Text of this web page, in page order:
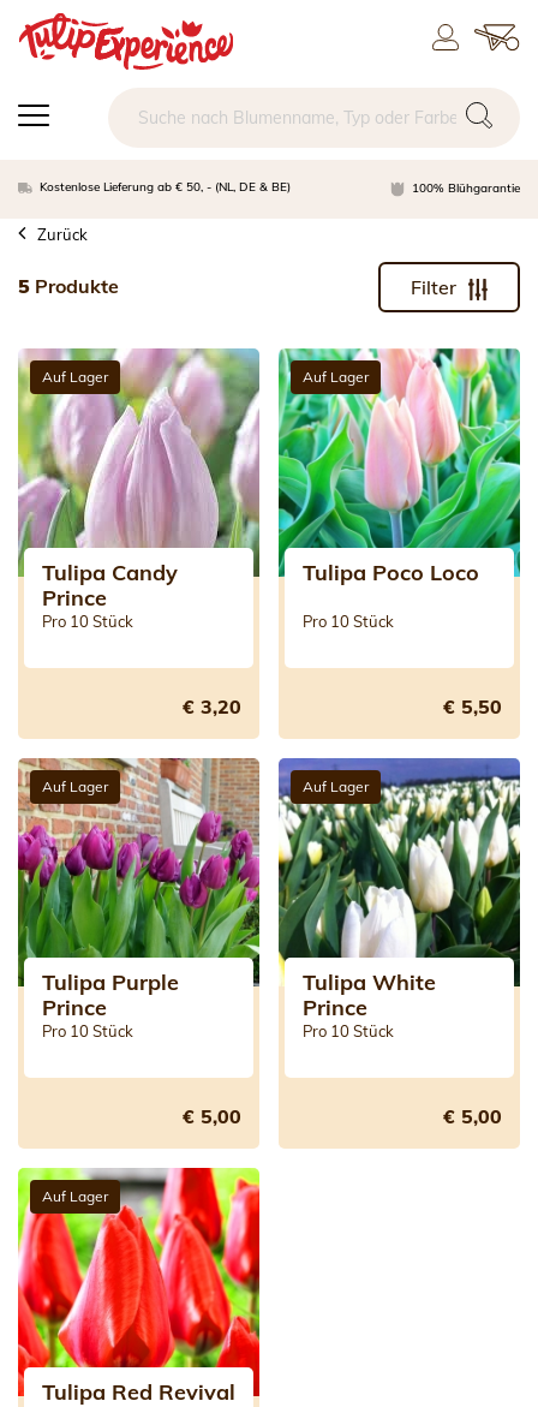
Kostenlose Lieferung ab € 50, - (NL, DE & BE) 100% Blühgarantie
Zurück
5 Produkte Filter
Auf Lager
Tulipa Candy
Prince
Pro 10 Stück
€ 3,20
Auf Lager
Tulipa Poco Loco
Pro 10 Stück
€ 5,50
Auf Lager
Tulipa Purple
Prince
Pro 10 Stück
€ 5,00
Auf Lager
Tulipa White
Prince
Pro 10 Stück
€ 5,00
Auf Lager
Tulipa Red Revival